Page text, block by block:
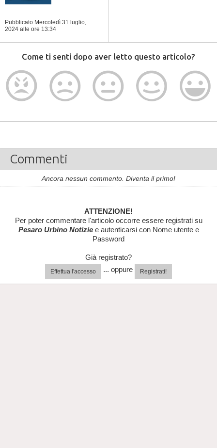
Pubblicato Mercoledì 31 luglio,
2024 alle ore 13:34
Come ti senti dopo aver letto questo articolo?
Commenti
Ancora nessun commento. Diventa il primo!
ATTENZIONE!
Per poter commentare l'articolo occorre essere registrati su
Pesaro Urbino Notiziee autenticarsi con Nome utente e
Password
Già registrato?
Effettua l'accesso ... oppure Registrati!